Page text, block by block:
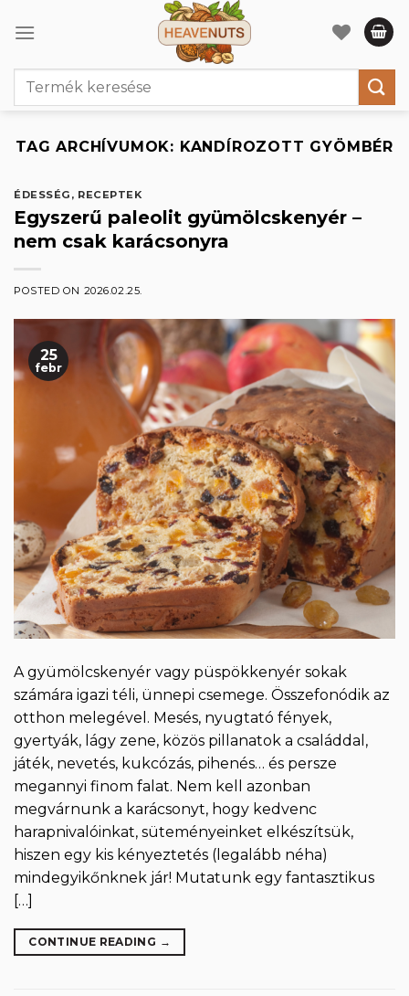
Keresés
TAG ARCHÍVUMOK: KANDÍROZOTT GYÖMBÉR
ÉDESSÉG , RECEPTEK
Egyszerű paleolit gyümölcskenyér –
nem csak karácsonyra
POSTED ON 2026.02.25.
25
febr
A gyümölcskenyér vagy püspökkenyér sokak
számára igazi téli, ünnepi csemege. Összefonódik az
otthon melegével. Mesés, nyugtató fények,
gyertyák, lágy zene, közös pillanatok a családdal,
játék, nevetés, kukcózás, pihenés… és persze
megannyi finom falat. Nem kell azonban
megvárnunk a karácsonyt, hogy kedvenc
harapnivalóinkat, süteményeinket elkészítsük,
hiszen egy kis kényeztetés (legalább néha)
mindegyikőnknek jár! Mutatunk egy fantasztikus
[…]
CONTINUE READING →